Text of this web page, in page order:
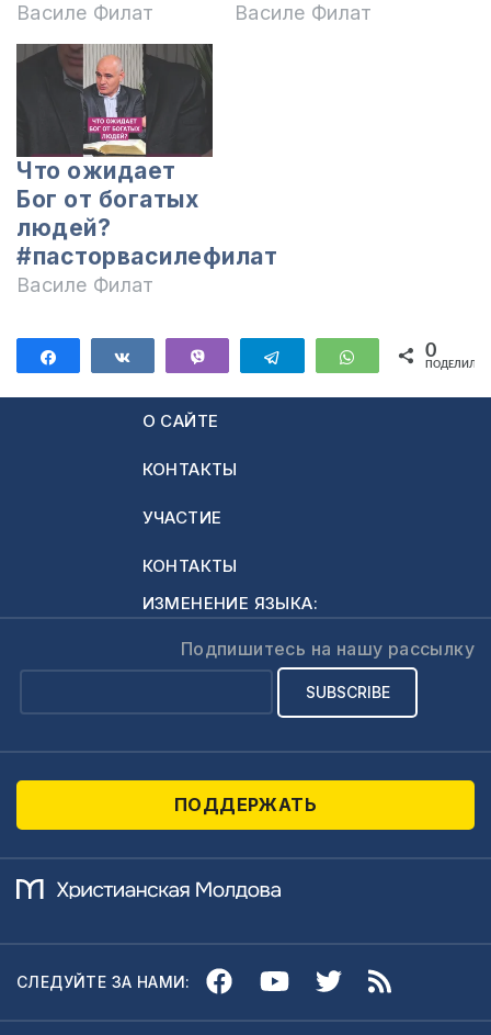
Василе Филат Василе Филат
Что ожидает
Бог от богатых
людей?
#пасторвасилефилат
Василе Филат
ПоделитьсяПоделиться Telegram WhatsApp
0
О САЙТЕ
КОНТАКТЫ
УЧАСТИЕ
КОНТАКТЫ
ИЗМЕНЕНИЕ ЯЗЫКА:
Подпишитесь на нашу рассылку
ПОДДЕРЖАТЬ
СЛЕДУЙТЕ ЗА НАМИ: